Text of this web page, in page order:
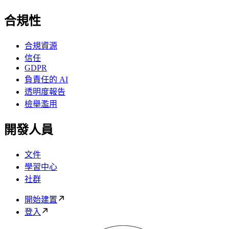
合規性
合規資源
信任
GDPR
負責任的 AI
透明度報告
檢舉濫用
開發人員
文件
學習中心
社群
開始建置
登入